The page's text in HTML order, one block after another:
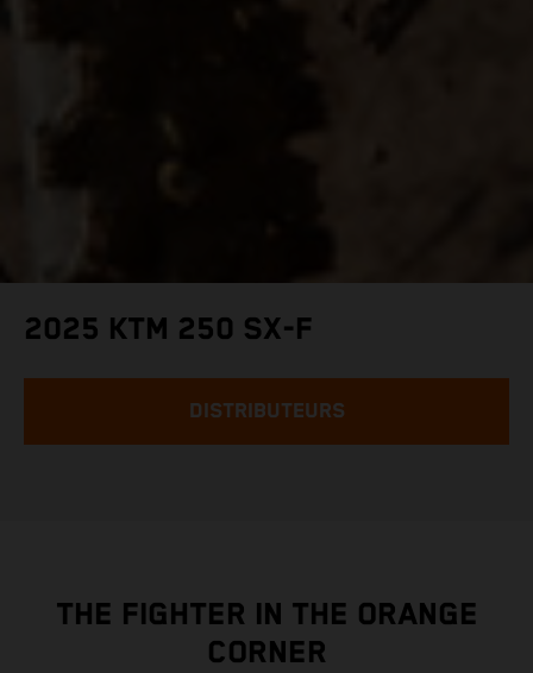
2025 KTM 250 SX-F
DISTRIBUTEURS
THE FIGHTER IN THE ORANGE
CORNER